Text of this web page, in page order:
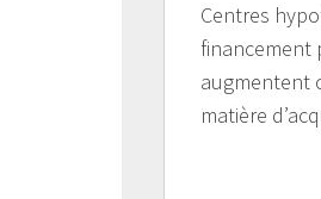
Centres
financement
augmentent
matière